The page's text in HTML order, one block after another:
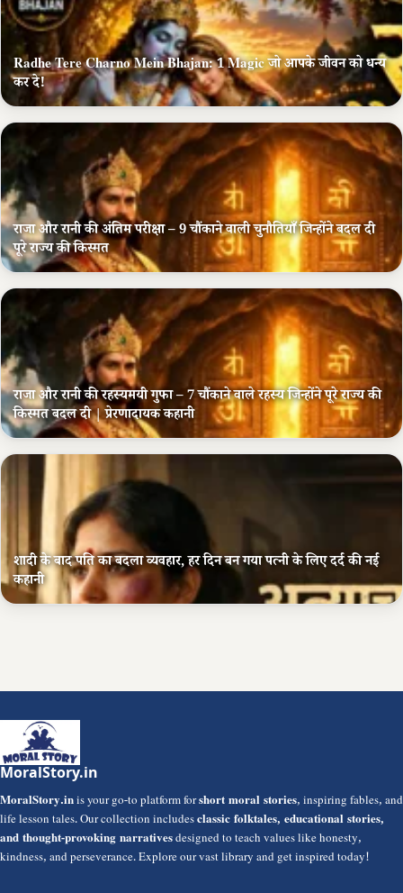
Radhe Tere Charno Mein Bhajan: 1 Magic जो आपके जीवन को धन्य
कर दे!
राजा और रानी की अंतिम परीक्षा – 9 चौंकाने वाली चुनौतियाँ जिन्होंने बदल दी
पूरे राज्य की किस्मत
राजा और रानी की रहस्यमयी गुफा – 7 चौंकाने वाले रहस्य जिन्होंने पूरे राज्य की
किस्मत बदल दी | प्रेरणादायक कहानी
शादी के बाद पति का बदला व्यवहार, हर दिन बन गया पत्नी के लिए दर्द की नई
कहानी
MoralStory.in
MoralStory.inis your go-to platform forshort moral stories, inspiring fables, and
life lesson tales. Our collection includesclassic folktales, educational stories,
and thought-provoking narrativesdesigned to teach values like honesty,
kindness, and perseverance. Explore our vast library and get inspired today!